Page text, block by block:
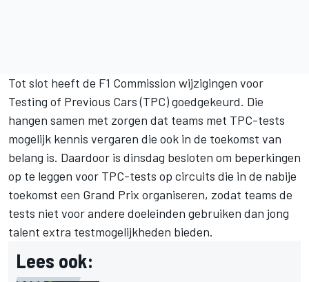
Tot slot heeft de F1 Commission wijzigingen voor
Testing of Previous Cars (TPC) goedgekeurd. Die
hangen samen met zorgen dat teams met TPC-tests
mogelijk kennis vergaren die ook in de toekomst van
belang is. Daardoor is dinsdag besloten om beperkingen
op te leggen voor TPC-tests op circuits die in de nabije
toekomst een Grand Prix organiseren, zodat teams de
tests niet voor andere doeleinden gebruiken dan jong
talent extra testmogelijkheden bieden.
Lees ook: